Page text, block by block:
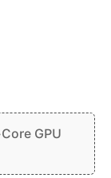
GPU